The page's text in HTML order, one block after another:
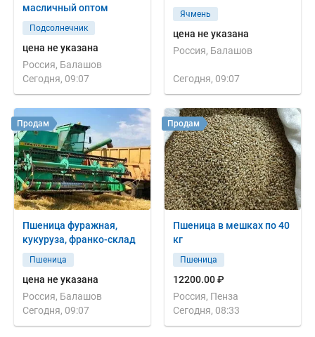
масличный оптом
Подсолнечник
цена не указана
Россия, Балашов
Сегодня, 09:07
Ячмень
цена не указана
Россия, Балашов
Сегодня, 09:07
Пшеница фуражная,
кукуруза, франко-склад
Пшеница
цена не указана
Россия, Балашов
Сегодня, 09:07
Продам
Пшеница в мешках по 40
кг
Пшеница
12200.00 ₽
Россия, Пенза
Сегодня, 08:33
Продам